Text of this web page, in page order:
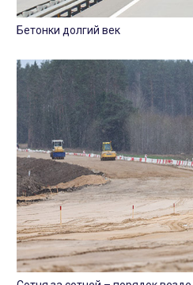
Бетонки долгий век